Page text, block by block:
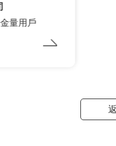
SK-II -台灣寶潔股
強大導流 從「廣」